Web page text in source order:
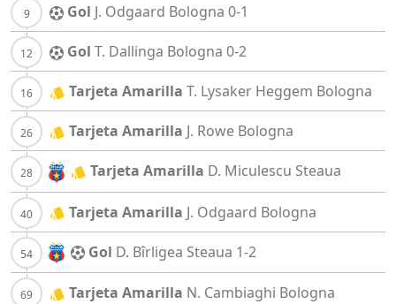
Gol J. Odgaard Bologna 0-1
Gol T. Dallinga Bologna 0-2
Tarjeta Amarilla T. Lysaker Heggem Bologna
Tarjeta Amarilla J. Rowe Bologna
Tarjeta Amarilla D. Miculescu Steaua
Tarjeta Amarilla J. Odgaard Bologna
Gol D. Bîrligea Steaua 1-2
Tarjeta Amarilla N. Cambiaghi Bologna